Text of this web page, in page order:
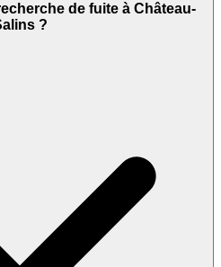
de fuite à Château-
?